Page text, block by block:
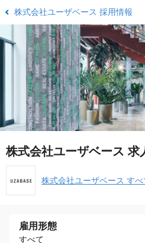
株式会社ユーザベース 採用情報
株式会社ユーザベース 求
株式会社ユーザベース す
雇用形態
すべて